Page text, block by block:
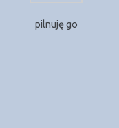
pilnuję go